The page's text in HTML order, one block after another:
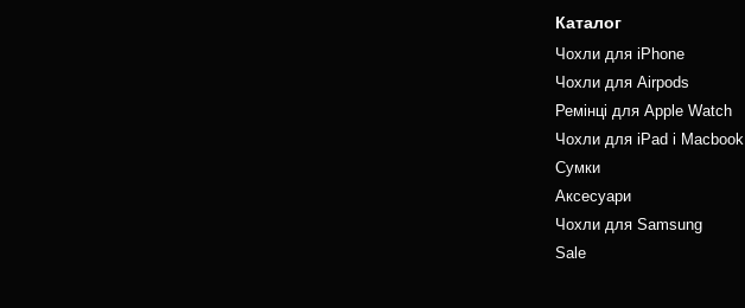
Каталог
Чохли для iPhone
Чохли для Airpods
Ремінці для Apple Watch
Чохли для iPad і Macbook
Сумки
Аксесуари
Чохли для Samsung
Sale